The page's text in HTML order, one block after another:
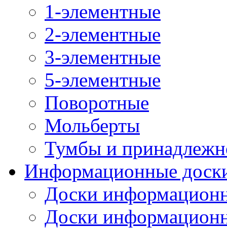
1-элементные
2-элементные
3-элементные
5-элементные
Поворотные
Мольберты
Тумбы и
Информационные
Доски
Доски